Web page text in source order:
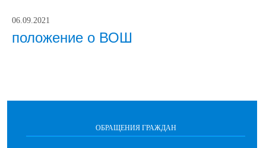
06.09.2021
положение о ВОШ
ОБРАЩЕНИЯ ГРАЖДАН